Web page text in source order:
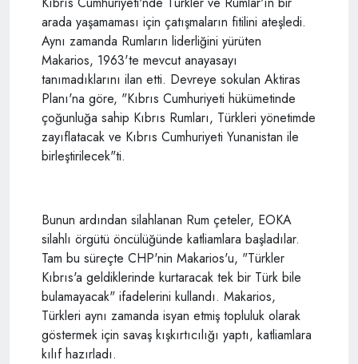
arada yaşamaması için çatışmaların fitilini ateşledi.
Aynı zamanda Rumların liderliğini yürüten
Makarios, 1963'te mevcut anayasayı
tanımadıklarını ilan etti. Devreye sokulan Aktiras
Planı'na göre, "Kıbrıs Cumhuriyeti hükümetinde
çoğunluğa sahip Kıbrıs Rumları, Türkleri yönetimde
zayıflatacak ve Kıbrıs Cumhuriyeti Yunanistan ile
birleştirilecek"ti.
Bunun ardından silahlanan Rum çeteler, EOKA
silahlı örgütü öncülüğünde katliamlara başladılar.
Tam bu süreçte CHP'nin Makarios'u, "Türkler
Kıbrıs'a geldiklerinde kurtaracak tek bir Türk bile
bulamayacak" ifadelerini kullandı. Makarios,
Türkleri aynı zamanda isyan etmiş topluluk olarak
göstermek için savaş kışkırtıcılığı yaptı, katliamlara
kılıf hazırladı.